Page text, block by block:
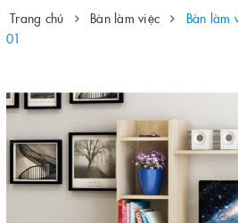
Trang chủ Bàn làm việc
Bàn làm
01